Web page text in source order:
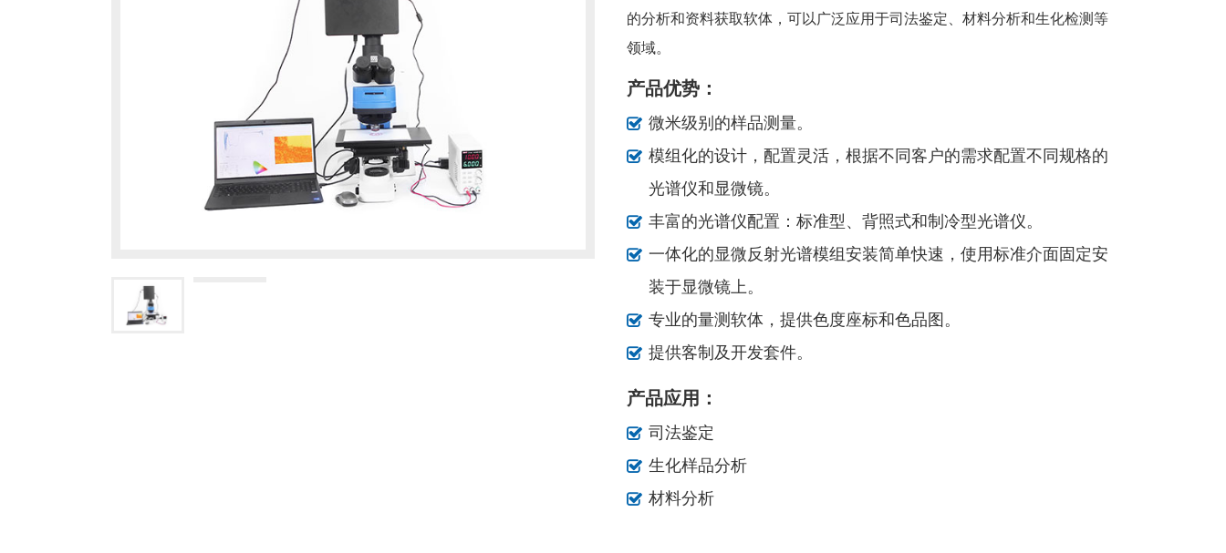
的分析和资料获取软体，可以广泛应用于司法鉴定、材料分析和生化检测等
领域。
产品优势：
微米级别的样品测量。
模组化的设计，配置灵活，根据不同客户的需求配置不同规格的
光谱仪和显微镜。
丰富的光谱仪配置：标准型、背照式和制冷型光谱仪。
一体化的显微反射光谱模组安装简单快速，使用标准介面固定安
装于显微镜上。
专业的量测软体，提供色度座标和色品图。
提供客制及开发套件。
产品应用：
司法鉴定
生化样品分析
材料分析